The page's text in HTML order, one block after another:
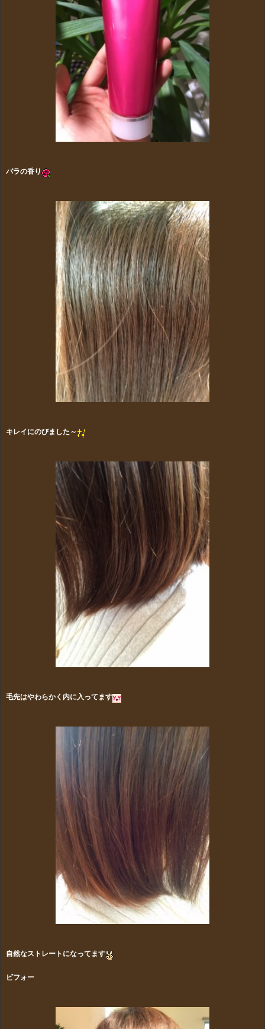
バラの香り
キレイにのびました～
毛先はやわらかく内に入ってます
自然なストレートになってます
ビフォー